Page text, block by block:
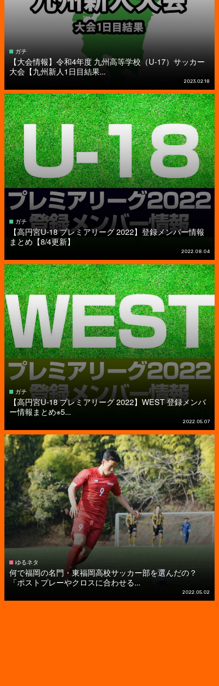
ガチ
【大会情報】令和4年度 九州高等学校（U-17）サッカー
大会【九州新人1日目結果...
2023.02.18
ガチ
【高円宮U-18 プレミアリーグ 2022】登録メンバー情報
まとめ【8/4更新】
2022.08.04
ガチ
【高円宮U-18 プレミアリーグ 2022】WEST 登録メンバ
ー情報まとめ※5...
2022.05.07
ゆるネタ
何で福岡の名門・東福岡高校サッカー部を選んだの？
「ポストプレーやクロスに合わせる...
2022.05.02